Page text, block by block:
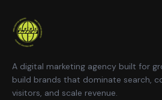
A digital marketing agency built for
build brands that dominate search,
visitors, and scale revenue.